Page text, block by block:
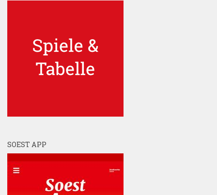
SOEST APP